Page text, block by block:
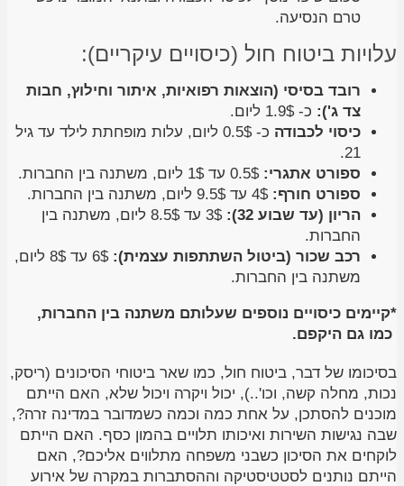
טרם הנסיעה.
עלויות ביטוח חול (כיסויים עיקריים):
רובד בסיסי (הוצאות רפואיות, איתור וחילוץ, חבות
צד ג'): כ- 1.9$ ליום.
כיסוי לכבודה
כ- 0.5$ ליום, עלות מופחתת לילד עד גיל
21.
ספורט אתגרי: 0.5$ עד 1$ ליום, משתנה בין החברות.
ספורט חורף:4$ עד 9.5$ ליום, משתנה בין החברות.
הריון (עד שבוע 32):
3$ עד 8.5$ ליום, משתנה בין
החברות.
רכב שכור (ביטול השתתפות עצמית):
6$ עד 8$ ליום,
משתנה בין החברות.
*קיימים כיסויים נוספים שעלותם משתנה בין החברות,
כמו גם היקפם.
בסיכומו של דבר, ביטוח חול, כמו שאר ביטוחי הסיכונים (ריסק,
נכות, מחלה קשה, וכו'..), יכול ויקרה ויכול שלא, האם הייתם
מוכנים להסתכן, על אחת כמה וכמה כשמדובר במדינה זרה?,
שבה נגישות השירות ואיכותו תלויים בהמון כסף. האם הייתם
לוקחים את הסיכון כשבני משפחה מתלווים אליכם?, האם
הייתם נותנים לסטטיסטיקה וההסתברות במקרה של אירוע